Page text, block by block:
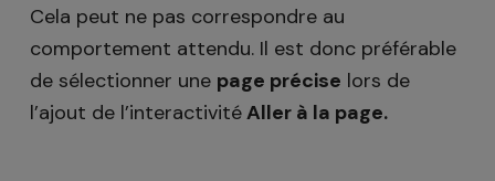
Cela peut ne pas correspondre au
comportement attendu. Il est donc préférable
de sélectionner une page précise lors de
l’ajout de l’interactivitéAller à la page.